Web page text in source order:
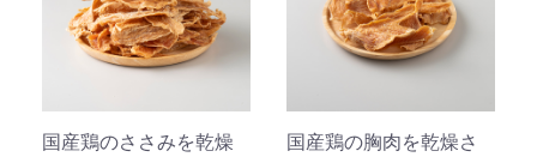
国産鶏のささみを乾燥
国産鶏の胸肉を乾燥さ